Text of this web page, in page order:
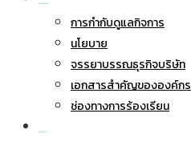
การกำกับดูแลกิจการ
นโยบาย
จรรยาบรรณธุรกิจบริษัท
เอกสารสำคัญขององค์กร
ช่องทางการร้องเรียน